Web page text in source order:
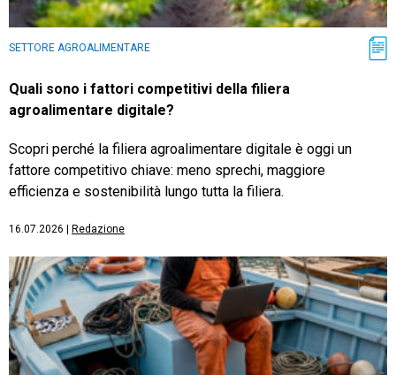
SETTORE AGROALIMENTARE
Quali sono i fattori competitivi della filiera
agroalimentare digitale?
Scopri perché la filiera agroalimentare digitale è oggi un
fattore competitivo chiave: meno sprechi, maggiore
efficienza e sostenibilità lungo tutta la filiera.
16.07.2026 | Redazione